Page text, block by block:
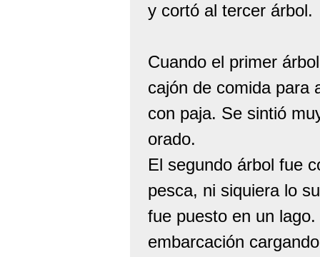
y cortó al tercer árbol.
Cuando el primer
cajón de comida para
con paja. Se sintió
orado.
El segundo árbol fue
pesca, ni siquiera lo
fue puesto en un
embarcación